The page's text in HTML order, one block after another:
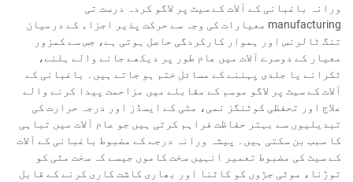
ورانہ باغبانی کے آلات کے سیٹ پر لاگو کردہ درست تی
manufacturing معیارات کی وجہ سے حرکت پذیر اجزاء کے درمیان
تنگ ٹالرنس اور ہموار کارکردگی حاصل ہوتی ہے، جس سے کمزور
معیار کے دوسرے آلات میں عام طور پر دیکھے جانے والے ہلنے،
ٹکرانے یا جلدی پہننے کے مسائل ختم ہو جاتے ہیں۔ باغبانی کے
آلات کے سیٹ پر لاگو موسم کے مقابلے میں مزاحمت پیدا کرنے والے
علاج اور تحفظی کوٹنگز نمی، مٹی کے ایسڈز اور درجہ حرارت کی
تبدیلیوں سے بہتر حفاظت فراہم کرتی ہیں جو عام آلات میں تباہی
کا سبب بن سکتی ہیں۔ پیشہ ورانہ درجے کے مضبوط باغبانی کے آلات
کے سیٹ کی مضبوط تعمیر انہیں سخت کاموں جیسے کہ سخت مٹی کو
توڑنا، موٹی جڑوں کو کاٹنا اور بھاری کاشت کاری کرنے کے قابل